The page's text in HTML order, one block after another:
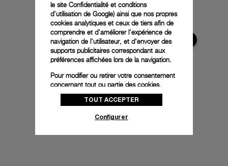
le site Confidentialité et conditions
d'utilisation de Google) ainsi que nos propres
cookies analytiques et ceux de tiers afin de
comprendre et d'améliorer l'expérience de
navigation de l'utilisateur, et d'envoyer des
supports publicitaires correspondant aux
préférences affichées lors de la navigation.
Pour modifier ou retirer votre consentement
concernant tout ou partie des cookies,
cliquez sur « Configurer » ou consultez notre
politique des cookiespour obtenir plus
donnez votre consentement pour l’utilisation
TOUT ACCEPTER
Configurer